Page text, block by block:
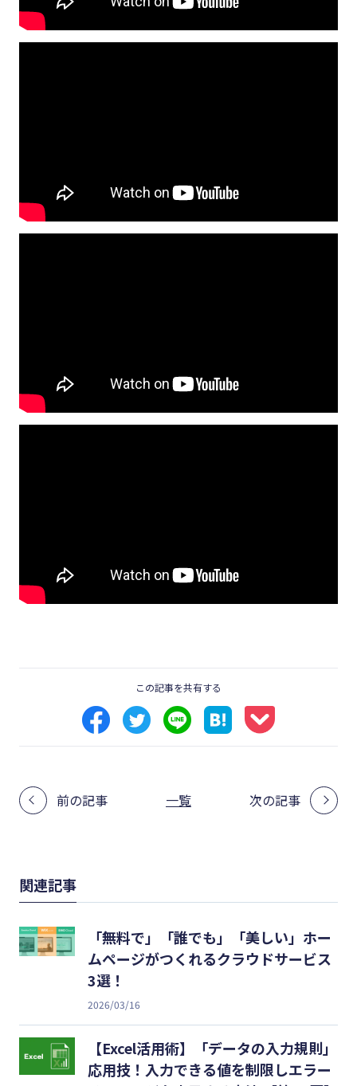
この記事を共有する
前の記事 一覧 次の記事
関連記事
「無料で」「誰でも」「美しい」ホー
ムページがつくれるクラウドサービス
3選！
2026/03/16
【Excel活用術】「データの入力規則」
応用技！入力できる値を制限しエラー